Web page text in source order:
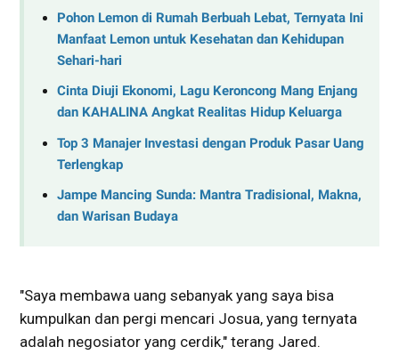
Pohon Lemon di Rumah Berbuah Lebat, Ternyata Ini
Manfaat Lemon untuk Kesehatan dan Kehidupan
Sehari-hari
Cinta Diuji Ekonomi, Lagu Keroncong Mang Enjang
dan KAHALINA Angkat Realitas Hidup Keluarga
Top 3 Manajer Investasi dengan Produk Pasar Uang
Terlengkap
Jampe Mancing Sunda: Mantra Tradisional, Makna,
dan Warisan Budaya
"Saya membawa uang sebanyak yang saya bisa
kumpulkan dan pergi mencari Josua, yang ternyata
adalah negosiator yang cerdik," terang Jared.